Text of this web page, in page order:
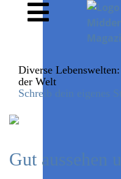
Diverse
der Welt
Schreib dein eigenes
Gut aussehen